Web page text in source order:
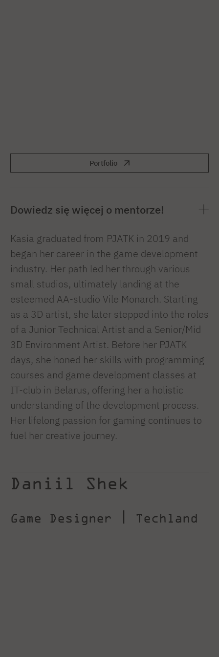
Portfolio
Dowiedz się więcej o mentorze!
Kasia graduated from PJATK in 2019 and
began her career in the game development
industry. Her path led her through various
small studios, ultimately landing at the
esteemed AA-studio Vile Monarch. Starting
as a 3D artist, she later stepped into the roles
of a Junior Technical Artist and a Senior/Mid
3D Environment Artist. Before her PJATK
days, she honed her skills with programming
courses and game development classes at
IT-club in Belarus, offering her a holistic
understanding of the development process.
Her lifelong passion for gaming continues to
fuel her creative journey.
Daniil Shek
Game Designer | Techland